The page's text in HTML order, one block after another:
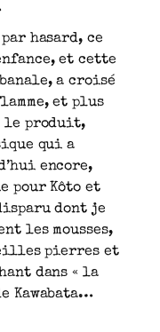
hasard, ce
et cette
a croisé
et plus
le produit,
qui a
encore,
pour Kôto et
dont je
les mousses,
pierres et
dans « la
Kawabata…